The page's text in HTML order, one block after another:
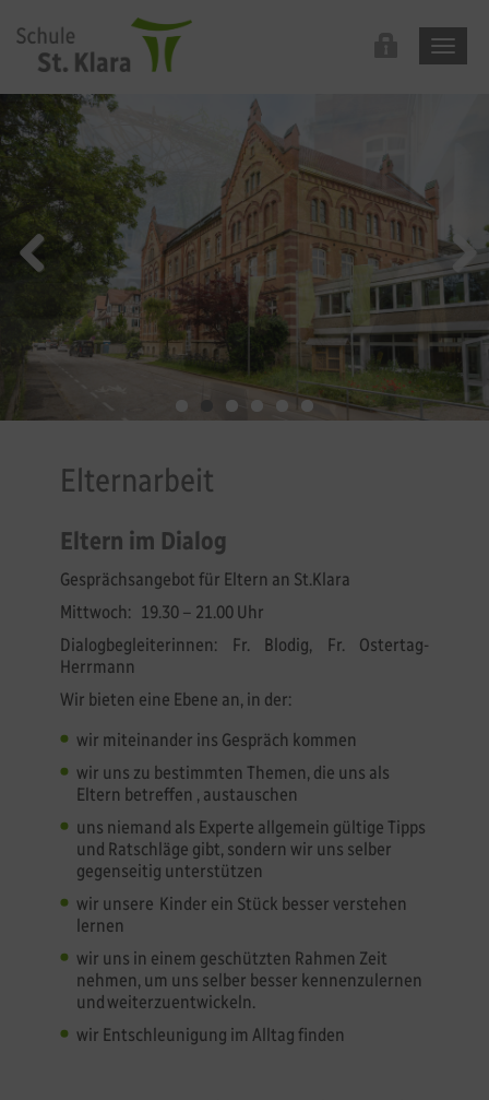
Elternarbeit
Eltern im Dialog
Gesprächsangebot für Eltern an St.Klara
Mittwoch: 19.30 – 21.00 Uhr
Dialogbegleiterinnen: Fr. Blodig, Fr. Ostertag-
Herrmann
Wir bieten eine Ebene an, in der:
wir miteinander ins Gespräch kommen
wir uns zu bestimmten Themen, die uns als
Eltern betreffen , austauschen
uns niemand als Experte allgemein gültige Tipps
und Ratschläge gibt, sondern wir uns selber
gegenseitig unterstützen
wir unsere Kinder ein Stück besser verstehen
lernen
wir uns in einem geschützten Rahmen Zeit
nehmen, um uns selber besser kennenzulernen
und weiterzuentwickeln.
wir Entschleunigung im Alltag finden